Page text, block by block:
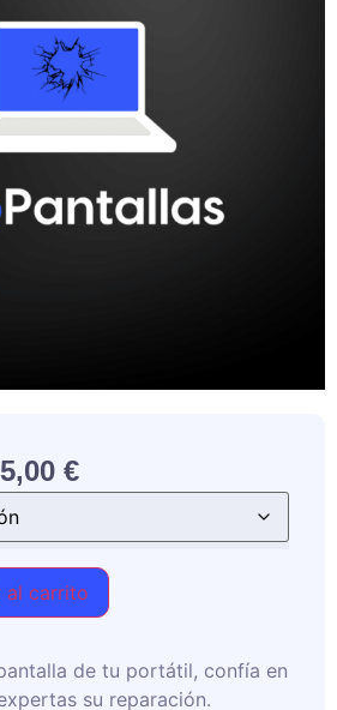
€
al carrito
de tu portátil, confía en
su reparación.